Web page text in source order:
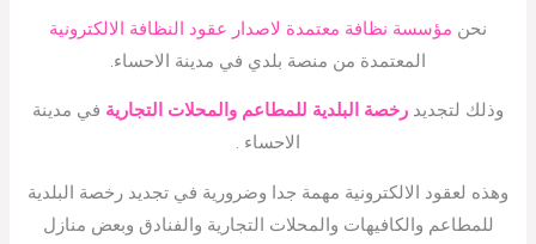
نحن مؤسسة نظافة معتمدة لاصدار عقود النظافة الالكترونية
المعتمدة من منصة بلدي في مدينة الاحساء.
وذلك لتجديد رخصة البلدية للمطاعم والمحلات التجارية في مدينة
الاحساء .
وهذه لعقود الالكترونية مهمة جدا وضرورية في تجديد رخصة البلدية
للمطاعم والكافيهات والمحلات التجارية والفنادق وبعض منازل